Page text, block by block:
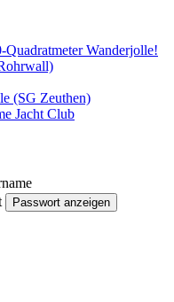
Wanderjolle!
(SG Zeuthen)
Jacht Club
Passwort anzeigen